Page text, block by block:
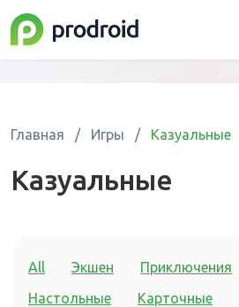
Главная / Игры / Казуальные
Казуальные
All Экшен Приключения
Настольные
Карточные